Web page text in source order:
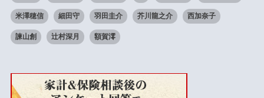
米澤穂信 細田守 羽田圭介 芥川龍之介 西加奈子
諫山創 辻村深月 額賀澪